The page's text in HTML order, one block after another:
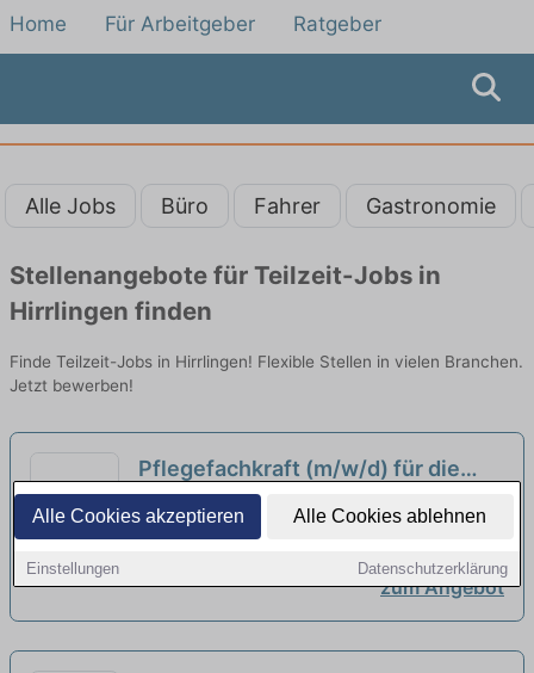
Alle Cookies akzeptieren Alle Cookies ablehnen
Einstellungen Datenschutzerklärung
Home Für Arbeitgeber Ratgeber
Alle Jobs Büro Fahrer Gastronomie
Stellenangebote für Teilzeit-Jobs in
Hirrlingen finden
Finde Teilzeit-Jobs in Hirrlingen! Flexible Stellen in vielen Branchen.
Jetzt bewerben!
Pflegefachkraft (m/w/d) für die
Aufnahmestation in Teilzeit (50-
80%) - Werden Sie jetzt Teil
Tropenklinik Paul-Lechler-Krankenhaus |
Tübingen
zum Angebot